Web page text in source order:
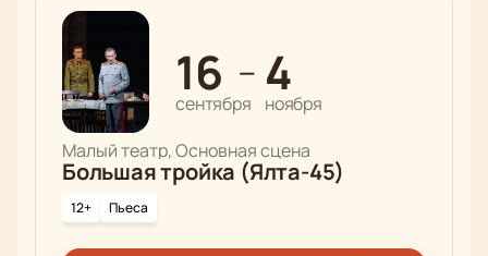
16
сентября
— 4
ноября
Малый театр, Основная сцена
Большая тройка (Ялта-45)
12+ Пьеса